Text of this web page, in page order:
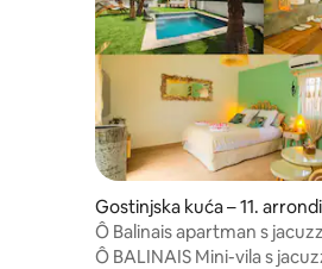
Gostinjska kuća – 11.
ment
Ô Balinais apartman s
privatnim grijanim
Ô BALINAIS Mini-vila s